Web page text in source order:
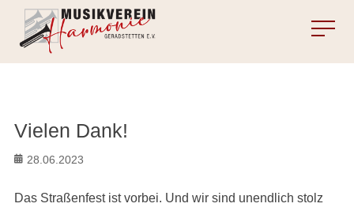
MENU
Vielen Dank!
Posted
28.06.2023
Das Straßenfest ist vorbei. Und wir sind unendlich stolz